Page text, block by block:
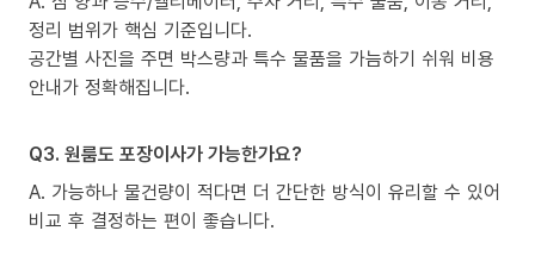
정리 범위가 핵심 기준입니다.
공간별 사진을 주면 박스량과 특수 물품을 가늠하기 쉬워 비용
안내가 정확해집니다.
Q3. 원룸도 포장이사가 가능한가요?
A. 가능하나 물건량이 적다면 더 간단한 방식이 유리할 수 있어
비교 후 결정하는 편이 좋습니다.